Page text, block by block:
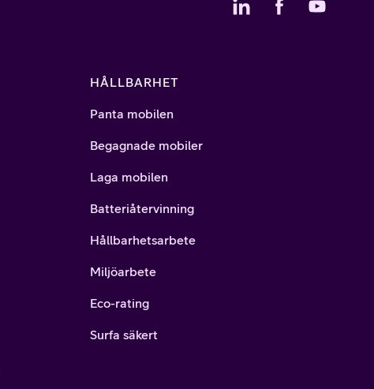
HÅLLBARHET
Panta mobilen
Begagnade mobiler
Laga mobilen
Batteriåtervinning
Hållbarhetsarbete
Miljöarbete
Eco-rating
Surfa säkert